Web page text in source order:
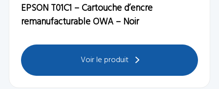
EPSON T01C1 – Cartouche d’encre
remanufacturable OWA – Noir
Voir le produit